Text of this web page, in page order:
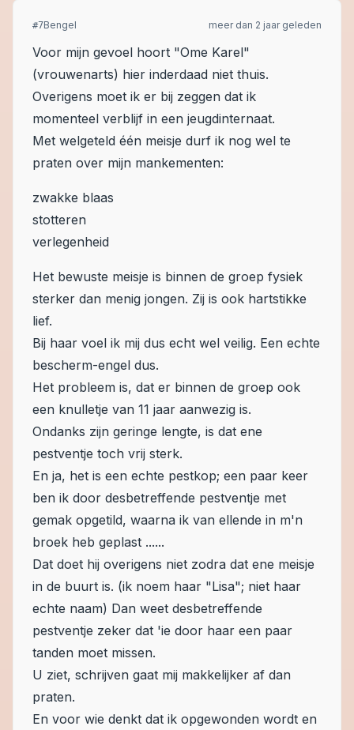
#7Bengel meer dan 2 jaar geleden
Voor mijn gevoel hoort "Ome Karel"
(vrouwenarts) hier inderdaad niet thuis.
Overigens moet ik er bij zeggen dat ik
momenteel verblijf in een jeugdinternaat.
Met welgeteld één meisje durf ik nog wel te
praten over mijn mankementen:
zwakke blaas
stotteren
verlegenheid
Het bewuste meisje is binnen de groep fysiek
sterker dan menig jongen. Zij is ook hartstikke
lief.
Bij haar voel ik mij dus echt wel veilig. Een echte
bescherm-engel dus.
Het probleem is, dat er binnen de groep ook
een knulletje van 11 jaar aanwezig is.
Ondanks zijn geringe lengte, is dat ene
pestventje toch vrij sterk.
En ja, het is een echte pestkop; een paar keer
ben ik door desbetreffende pestventje met
gemak opgetild, waarna ik van ellende in m'n
broek heb geplast ......
Dat doet hij overigens niet zodra dat ene meisje
in de buurt is. (ik noem haar "Lisa"; niet haar
echte naam) Dan weet desbetreffende
pestventje zeker dat 'ie door haar een paar
tanden moet missen.
U ziet, schrijven gaat mij makkelijker af dan
praten.
En voor wie denkt dat ik opgewonden wordt en